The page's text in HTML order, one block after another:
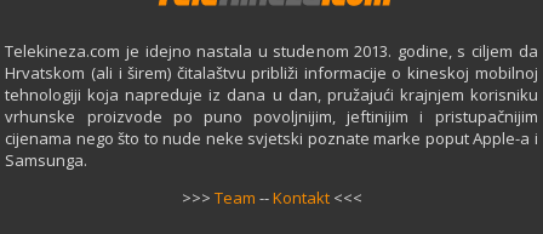
Telekineza.com je idejno nastala u studenom 2013. godine, s ciljem da
Hrvatskom (ali i širem) čitalaštvu približi informacije o kineskoj mobilnoj
tehnologiji koja napreduje iz dana u dan, pružajući krajnjem korisniku
vrhunske proizvode po puno povoljnijim, jeftinijim i pristupačnijim
cijenama nego što to nude neke svjetski poznate marke poput Apple-a i
Samsunga.
>>> Team --Kontakt<<<